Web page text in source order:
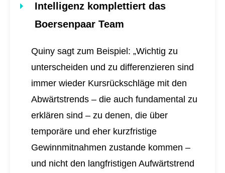
Intelligenz komplettiert das
Boersenpaar Team
Quiny sagt zum Beispiel: „Wichtig zu
unterscheiden und zu differenzieren sind
immer wieder Kursrückschläge mit den
Abwärtstrends – die auch fundamental zu
erklären sind – zu denen, die über
temporäre und eher kurzfristige
Gewinnmitnahmen zustande kommen –
und nicht den langfristigen Aufwärtstrend